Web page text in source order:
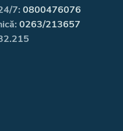
7: 0800476076
0263/213657